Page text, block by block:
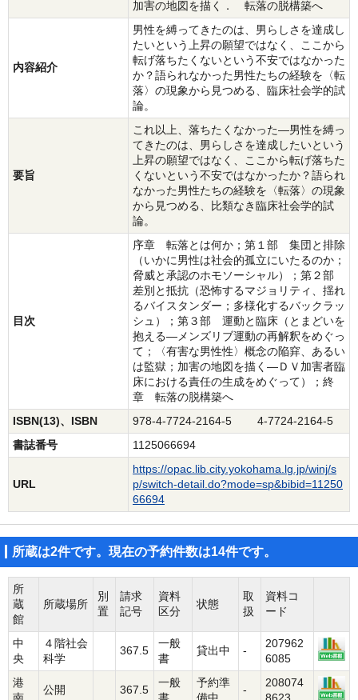
加害の地図を描く． 転落の脱構築へ
内容紹介
男性を縛ってきたのは、男らしさを達成し
たいという上昇の願望ではなく、ここから
転げ落ちたくないという不安ではなかった
か？語られなかった男性たちの経験を〈転
落〉の現象から見つめる、臨床社会学的試
論。
要旨
これ以上、落ちたくなかった―男性を縛っ
てきたのは、男らしさを達成したいという
上昇の願望ではなく、ここから転げ落ちた
くないという不安ではなかったか？語られ
なかった男性たちの経験を〈転落〉の現象
から見つめる、比類なき臨床社会学的試
論。
目次
序章 転落とは何か；第１部 集団と排除
（いかに男性は社会的孤立にいたるのか；
脅威と承認のホモソーシャル）；第２部
差別と抵抗（恐怖するマジョリティ、揺れ
るバイスタンダー；多様化するバックラッ
シュ）；第３部 運動と臨床（とまどいを
抱える―メンズリブ運動の再解釈をめぐっ
て；〈有害な男性性〉概念の陥穽、あるい
は監獄；加害の地図を描く―ＤＶ加害者臨
床における責任の生成をめぐって）；終
章 転落の脱構築へ
ISBN(13)、ISBN
978-4-7724-2164-5 4-7724-2164-5
書誌番号
1125066694
URL
https://opac.lib.city.yokohama.lg.jp/winj/s
p/switch-detail.do?mode=sp&bibid=11250
66694
所蔵は2件です。現在の予約件数は14件です。
所
蔵
館
所蔵場所
別
置
請求
記号
資料
区分
状態
取
扱
資料コ
ード
中
央
４階社会
科学
367.5
一般
書
貸出中 -
207962
6085
港
公開 367.5
一般
予約準
-
208074